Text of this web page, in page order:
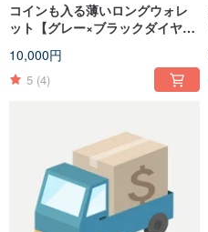
コインも入る薄いロングウォレ
ット【グレー×ブラックダイヤ内
10,000円
5 (4)